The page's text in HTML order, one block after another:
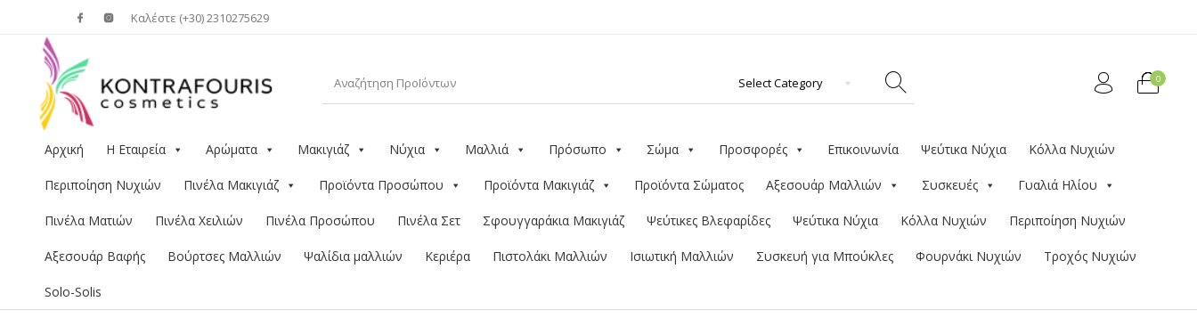
Καλέστε (+30) 2310275629
0
Αρχική Η Εταιρεία Αρώματα Μακιγιάζ Νύχια Μαλλιά Πρόσωπο Σώμα Προσφορές Επικοινωνία Ψεύτικα Νύχια Κόλλα Νυχιών
Περιποίηση Νυχιών Πινέλα Μακιγιάζ Προϊόντα Προσώπου Προϊόντα Μακιγιάζ Προϊόντα Σώματος Αξεσουάρ Μαλλιών Συσκευές Γυαλιά Ηλίου
Πινέλα Ματιών Πινέλα Χειλιών Πινέλα Προσώπου Πινέλα Σετ Σφουγγαράκια Μακιγιάζ Ψεύτικες Βλεφαρίδες Ψεύτικα Νύχια Κόλλα Νυχιών Περιποίηση Νυχιών
Αξεσουάρ Βαφής Βούρτσες Μαλλιών Ψαλίδια μαλλιών Κεριέρα Πιστολάκι Μαλλιών Ισιωτική Μαλλιών Συσκευή για Μπούκλες Φουρνάκι Νυχιών Τροχός Νυχιών
Solo-Solis